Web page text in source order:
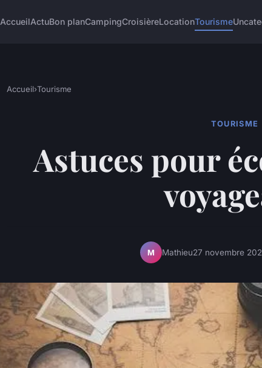
AccueilActuBon planCampingCroisièreLocationTourisme
Accueil›Tourisme
TOURISME
Astuces pour
M Mathieu27 novembre